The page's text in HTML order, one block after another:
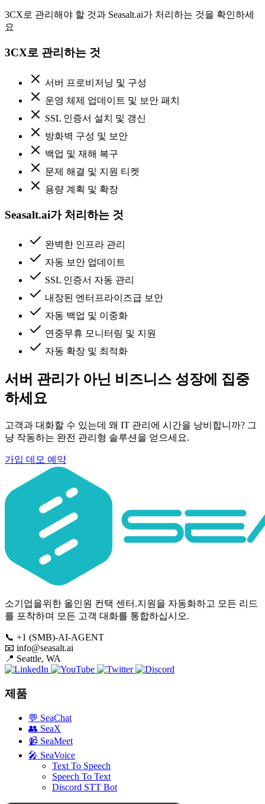
3CX로 관리해야 할 것과 Seasalt.ai가 처리하는 것을 확인하세
요
3CX로 관리하는 것
서버 프로비저닝 및 구성
운영 체제 업데이트 및 보안 패치
SSL 인증서 설치 및 갱신
방화벽 구성 및 보안
백업 및 재해 복구
문제 해결 및 지원 티켓
용량 계획 및 확장
Seasalt.ai가 처리하는 것
완벽한 인프라 관리
자동 보안 업데이트
SSL 인증서 자동 관리
내장된 엔터프라이즈급 보안
자동 백업 및 이중화
연중무휴 모니터링 및 지원
자동 확장 및 최적화
서버 관리가 아닌 비즈니스 성장에 집중
하세요
고객과 대화할 수 있는데 왜 IT 관리에 시간을 낭비합니까? 그
냥 작동하는 완전 관리형 솔루션을 얻으세요.
가입 데모 예약
소기업을위한 올인원 컨택 센터.지원을 자동화하고 모든 리드
를 포착하며 모든 고객 대화를 통합하십시오.
📞 +1 (SMB)-AI-AGENT
📧 info@seasalt.ai
📍 Seattle, WA
제품
💬 SeaChat
👥 SeaX
📹 SeaMeet
🎤 SeaVoice
Text To Speech
Speech To Text
Discord STT Bot